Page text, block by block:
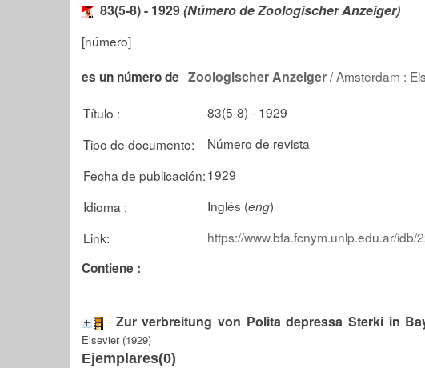
83(5-8) - 1929(Número de Zoologischer Anzeiger)
[número]
es un número de Zoologischer Anzeiger/ Amsterdam :
Título :
83(5-8) - 1929
Tipo de documento:
Número de revista
Fecha de publicación:1929
Idioma :
Inglés (eng)
Link:
https://www.bfa.fcnym.unlp.edu.ar/idb/
Contiene :
Zur verbreitung von Polita depressa Sterki in
Elsevier (1929)
Ejemplares(0)